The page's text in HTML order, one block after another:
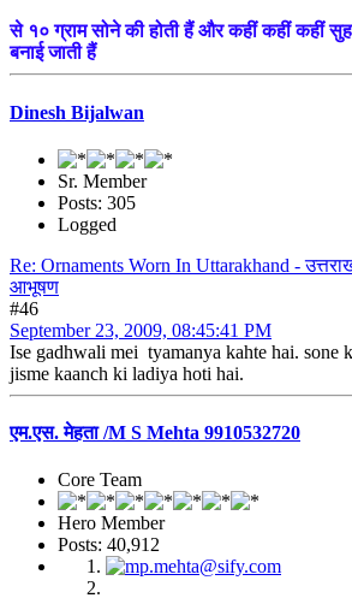
से १० ग्राम सोने की होती हैं और कहीं कहीं कहीं
बनाई जाती हैं
Dinesh Bijalwan
Sr. Member
Posts: 305
Logged
Re: Ornaments Worn In Uttarakhand -
आभूषण
#46
September 23, 2009, 08:45:41 PM
Ise gadhwali mei tyamanya kahte hai. sone
jisme kaanch ki ladiya hoti hai.
एम.एस. मेहता /M S Mehta 9910532720
Core Team
Hero Member
Posts: 40,912